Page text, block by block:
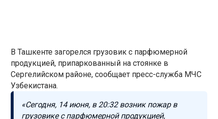
В Ташкенте загорелся грузовик с парфюмерной
продукцией, припаркованный на стоянке в
Сергелийском районе, сообщает пресс-служба МЧС
Узбекистана.
«Сегодня, 14 июня, в 20:32 возник пожар в
грузовике с парфюмерной продукцией,